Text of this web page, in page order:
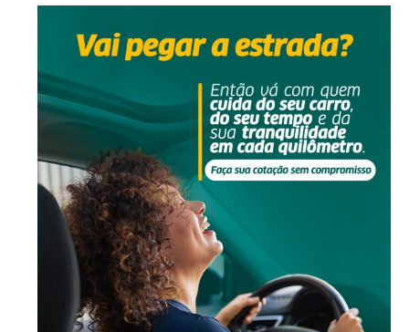
-Anúncio-